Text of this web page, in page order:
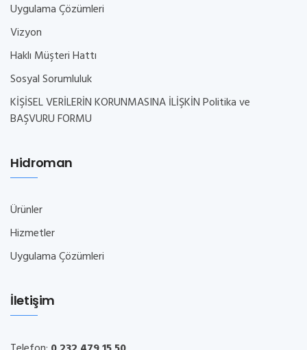
Uygulama Çözümleri
Vizyon
Haklı Müşteri Hattı
Sosyal Sorumluluk
KİŞİSEL VERİLERİN KORUNMASINA İLİŞKİN Politika ve
BAŞVURU FORMU
Hidroman
Ürünler
Hizmetler
Uygulama Çözümleri
İletişim